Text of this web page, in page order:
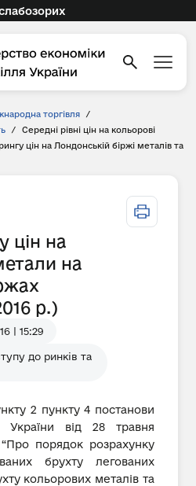
торгівля
/
/
Середні рівні цін на кольорові
цін на Лондонській біржі металів та
цін на
на
р.)
| 15:29
до ринків та
2 пункту 4 постанови
України від 28 травня
порядок розрахунку
брухту легованих
кольорових металів та